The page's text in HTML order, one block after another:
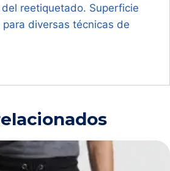
reetiquetado. Superficie
diversas técnicas de